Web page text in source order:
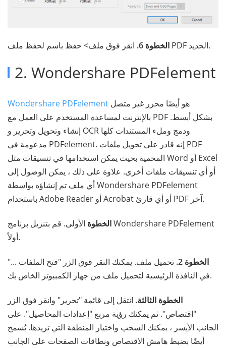
الخطوة 6. انقر فوق ملف> حفظ باسم لحفظ ملف PDF الجديد.
2. Wondershare PDFelement
Wondershare PDFelement
بالإنترنت لمساعدة المستخدم على العمل مع PDF بشكل أبسط.
إنشاء وتحويل وتحرير و OCR ودمج وملء المستندات كلها
مدعومة في PDFelement. إنه قادر على تحويل ملفات PDF
المحمية بحيث يمكن استخدامها في تنسيقات مثل Word أو Excel
أو أي تنسيقات ملفات أخرى. علاوة على ذلك ، يمكن الوصول إلى
أي ملف تم إنشاؤه بواسطة Wondershare PDFelement
باستخدام Adobe Reader أو Acrobat أو أي قارئ PDF آخر.
الخطوة الأولى. قم بتنزيل برنامج Wondershare PDFelement
أولاً.
الخطوة 2.
تحميل ملف. يمكنك النقر فوق الزر "فتح الملفات ..."
في النافذة الرئيسية لتحميل ملف من جهاز الكمبيوتر الخاص بك.
الخطوة الثالثة. انتقل إلى قائمة "تحرير" وانقر فوق الزر
"اقتصاص". ثم يمكنك رؤية مربع "إعدادات المحاصيل". على
الجانب الأيسر ، يمكنك السحب واختيار المنطقة التي تريدها. يُسمح
أيضًا بضبط هامش الاقتصاص ونطاقات الصفحات على الجانب